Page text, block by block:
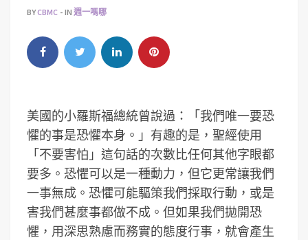
BYCBMC IN 週一嗎哪
美國的小羅斯福總統曾說過：「我們唯一要恐
懼的事是恐懼本身。」有趣的是，聖經使用
「不要害怕」這句話的次數比任何其他字眼都
要多。恐懼可以是一種動力，但它更常讓我們
一事無成。恐懼可能驅策我們採取行動，或是
害我們甚麼事都做不成。但如果我們拋開恐
懼，用深思熟慮而務實的態度行事，就會產生